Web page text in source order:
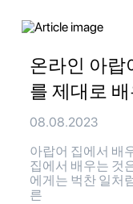
온라인 아랍
를 제대로
08.08.2023
아랍어 집에서 배
집에서 배우는 것
에게는 벅찬 일처
른